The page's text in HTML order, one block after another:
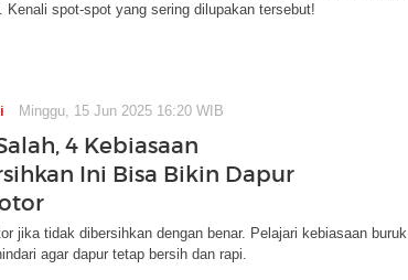
Kenali spot-spot yang sering dilupakan tersebut!
Minggu, 15 Jun 2025 16:20 WIB
4 Kebiasaan
Ini Bisa Bikin Dapur
jika tidak dibersihkan dengan benar. Pelajari kebiasaan buruk
agar dapur tetap bersih dan rapi.